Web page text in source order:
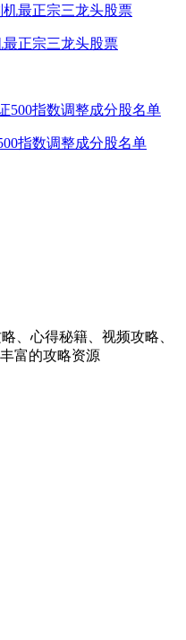
正宗三龙头股票
指数调整成分股名单
、心得秘籍、视频攻略、
富的攻略资源